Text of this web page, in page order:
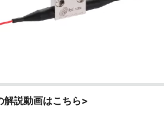
説動画はこちら>